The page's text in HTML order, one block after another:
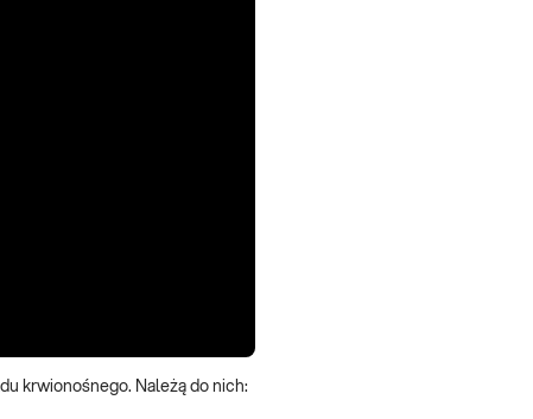
krwionośnego. Należą do nich: